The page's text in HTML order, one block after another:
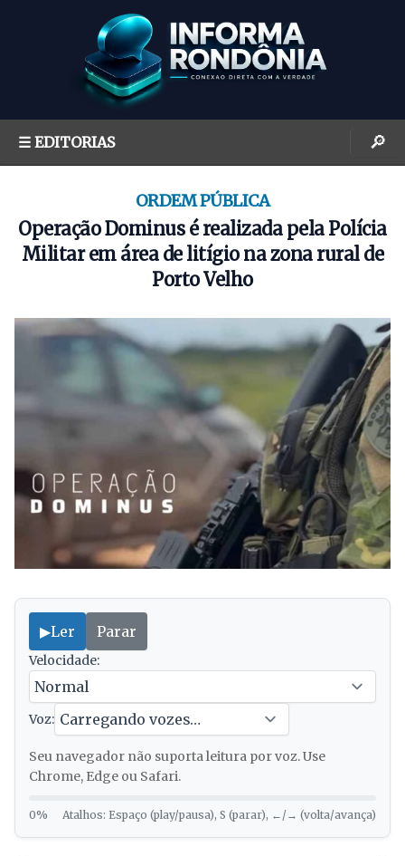
☰ EDITORIAS 🔎
ORDEM PÚBLICA
Operação Dominus é realizada pela Polícia
Militar em área de litígio na zona rural de
Porto Velho
▶Ler Parar
Velocidade:
Voz:
Seu navegador não suporta leitura por voz. Use
Chrome, Edge ou Safari.
0% Atalhos: Espaço (play/pausa), S (parar), ←/→ (volta/avança)